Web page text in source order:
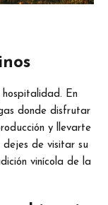
hospitalidad. En
donde disfrutar
y llevarte
dejes de visitar su
vinícola de la